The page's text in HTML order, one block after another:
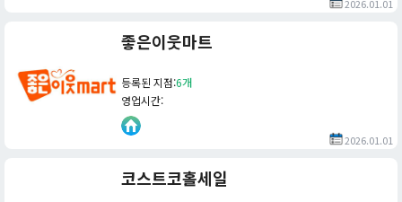
2026.01.01
좋은이웃마트
등록된 지점:6개
영업시간:
2026.01.01
코스트코홀세일